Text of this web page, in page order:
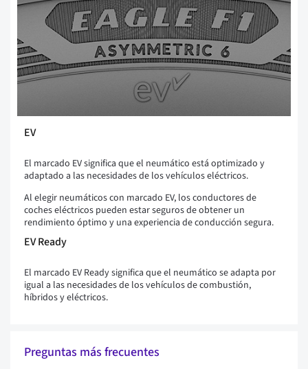
EV
El marcado EV significa que el neumático está optimizado y
adaptado a las necesidades de los vehículos eléctricos.
Al elegir neumáticos con marcado EV, los conductores de
coches eléctricos pueden estar seguros de obtener un
rendimiento óptimo y una experiencia de conducción segura.
EV Ready
El marcado EV Ready significa que el neumático se adapta por
igual a las necesidades de los vehículos de combustión,
híbridos y eléctricos.
Preguntas más frecuentes